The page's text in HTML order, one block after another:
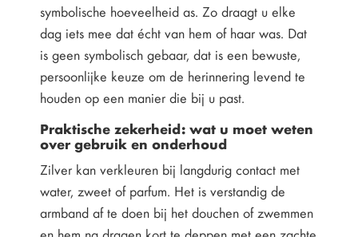
symbolische hoeveelheid as. Zo draagt u elke
dag iets mee dat écht van hem of haar was. Dat
is geen symbolisch gebaar, dat is een bewuste,
persoonlijke keuze om de herinnering levend te
houden op een manier die bij u past.
Praktische zekerheid: wat u moet weten
over gebruik en onderhoud
Zilver kan verkleuren bij langdurig contact met
water, zweet of parfum. Het is verstandig de
armband af te doen bij het douchen of zwemmen